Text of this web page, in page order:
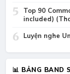
5
Top 90
included)
6
📊 BẢNG BAND